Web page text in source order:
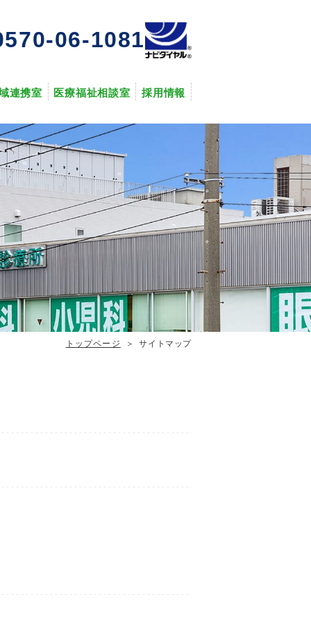
06-1081
連携室 医療福祉相談室 採用情報
トップページ サイトマップ